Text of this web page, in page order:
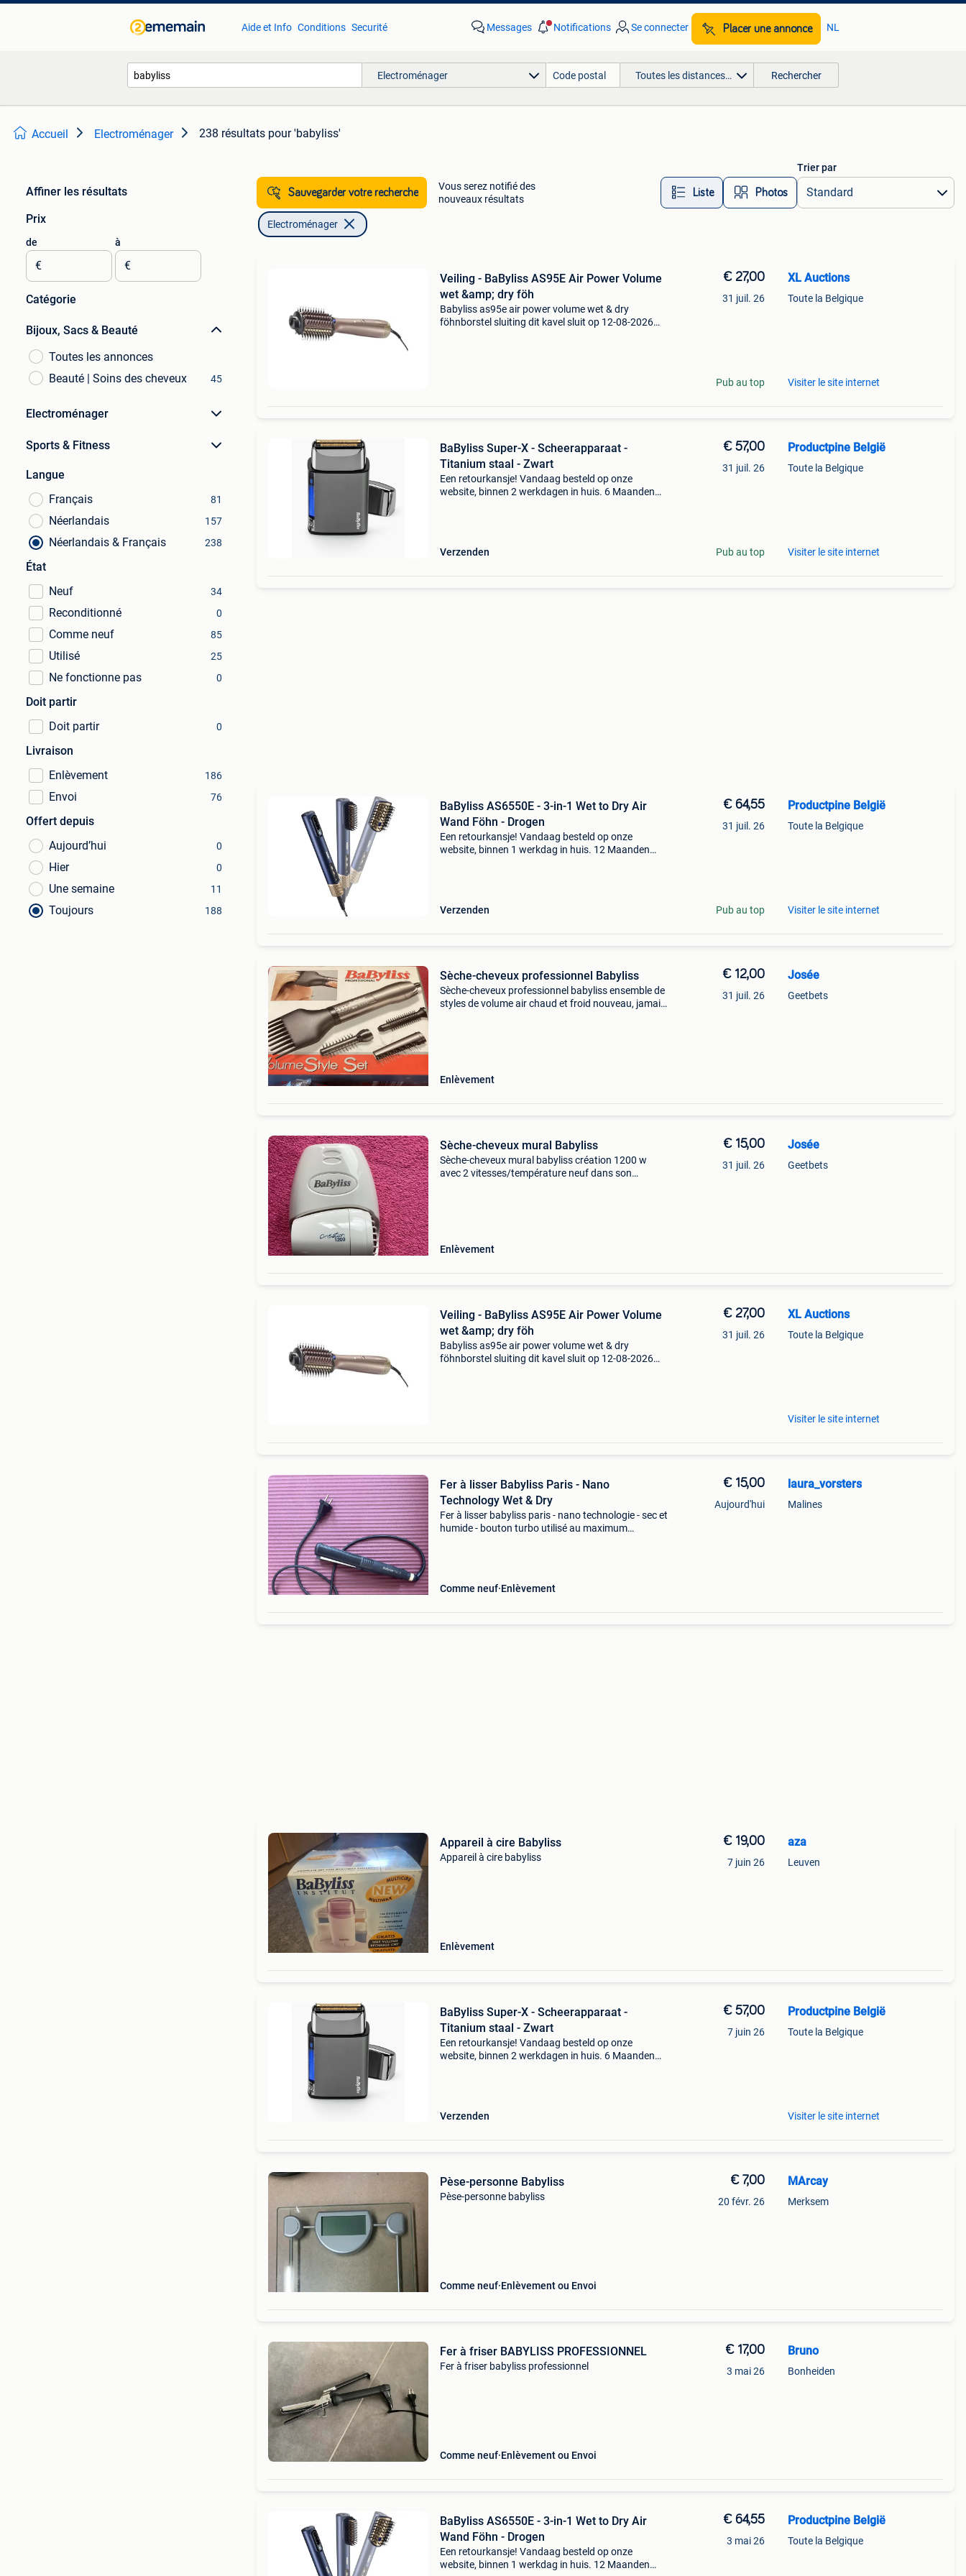
Aide et Info Conditions Securité Messages Notifications Se connecter Placer une annonce NL
Electroménager Toutes les distances… Rechercher
Accueil Electroménager 238 résultats pour 'babyliss'
Affiner les résultats
Prix
de
€
à
€
Catégorie
Bijoux, Sacs & Beauté
Toutes les annonces
Beauté | Soins des cheveux
45
Electroménager
Sports & Fitness
Langue
Français
81
Néerlandais 157
Néerlandais & Français 238
État
Neuf
34
Reconditionné 0
Comme neuf 85
Utilisé 25
Ne fonctionne pas 0
Doit partir
Doit partir
0
Livraison
Enlèvement
186
Envoi 76
Offert depuis
Aujourd’hui
0
Hier 0
Une semaine 11
Toujours 188
Sauvegarder votre recherche
Vous serez notifié des
nouveaux résultats
Liste Photos
Trier par
Electroménager
Veiling - BaByliss AS95E Air Power Volume
wet &amp; dry föh
Babyliss as95e air power volume wet & dry
föhnborstel sluiting dit kavel sluit op 12-08-2026
€ 27,00
31 juil. 26
Pub au top
XL Auctions
Toute la Belgique
Visiter le site internet
BaByliss Super-X - Scheerapparaat -
Titanium staal - Zwart
Een retourkansje! Vandaag besteld op onze
website, binnen 2 werkdagen in huis. 6 Maanden
Verzenden
€ 57,00
31 juil. 26
Pub au top
Productpine België
Toute la Belgique
Visiter le site internet
BaByliss AS6550E - 3-in-1 Wet to Dry Air
Wand Föhn - Drogen
Een retourkansje! Vandaag besteld op onze
website, binnen 1 werkdag in huis. 12 Maanden
Verzenden
€ 64,55
31 juil. 26
Pub au top
Productpine België
Toute la Belgique
Visiter le site internet
Sèche-cheveux professionnel Babyliss
Sèche-cheveux professionnel babyliss ensemble de
styles de volume air chaud et froid nouveau, jamais
Enlèvement
€ 12,00
31 juil. 26
Josée
Geetbets
Sèche-cheveux mural Babyliss
Sèche-cheveux mural babyliss création 1200 w
avec 2 vitesses/température neuf dans son
Enlèvement
€ 15,00
31 juil. 26
Josée
Geetbets
Veiling - BaByliss AS95E Air Power Volume
wet &amp; dry föh
Babyliss as95e air power volume wet & dry
föhnborstel sluiting dit kavel sluit op 12-08-2026
€ 27,00
31 juil. 26
XL Auctions
Toute la Belgique
Visiter le site internet
Fer à lisser Babyliss Paris - Nano
Technology Wet & Dry
Fer à lisser babyliss paris - nano technologie - sec et
humide - bouton turbo utilisé au maximum
Comme neuf Enlèvement
€ 15,00
Aujourd'hui
laura_vorsters
Malines
Appareil à cire Babyliss
Appareil à cire babyliss
Enlèvement
€ 19,00
7 juin 26
aza
Leuven
BaByliss Super-X - Scheerapparaat -
Titanium staal - Zwart
Een retourkansje! Vandaag besteld op onze
website, binnen 2 werkdagen in huis. 6 Maanden
Verzenden
€ 57,00
7 juin 26
Productpine België
Toute la Belgique
Visiter le site internet
Pèse-personne Babyliss
Pèse-personne babyliss
Comme neuf Enlèvement ou Envoi
€ 7,00
20 févr. 26
MArcay
Merksem
Fer à friser BABYLISS PROFESSIONNEL
Fer à friser babyliss professionnel
Comme neuf Enlèvement ou Envoi
€ 17,00
3 mai 26
Bruno
Bonheiden
BaByliss AS6550E - 3-in-1 Wet to Dry Air
Wand Föhn - Drogen
Een retourkansje! Vandaag besteld op onze
website, binnen 1 werkdag in huis. 12 Maanden
€ 64,55
3 mai 26
Productpine België
Toute la Belgique